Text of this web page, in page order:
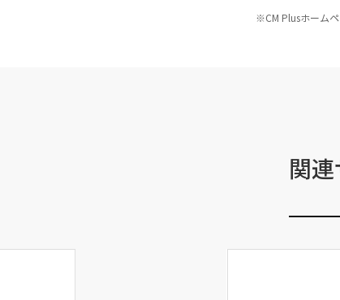
※CM Plusホーム
関